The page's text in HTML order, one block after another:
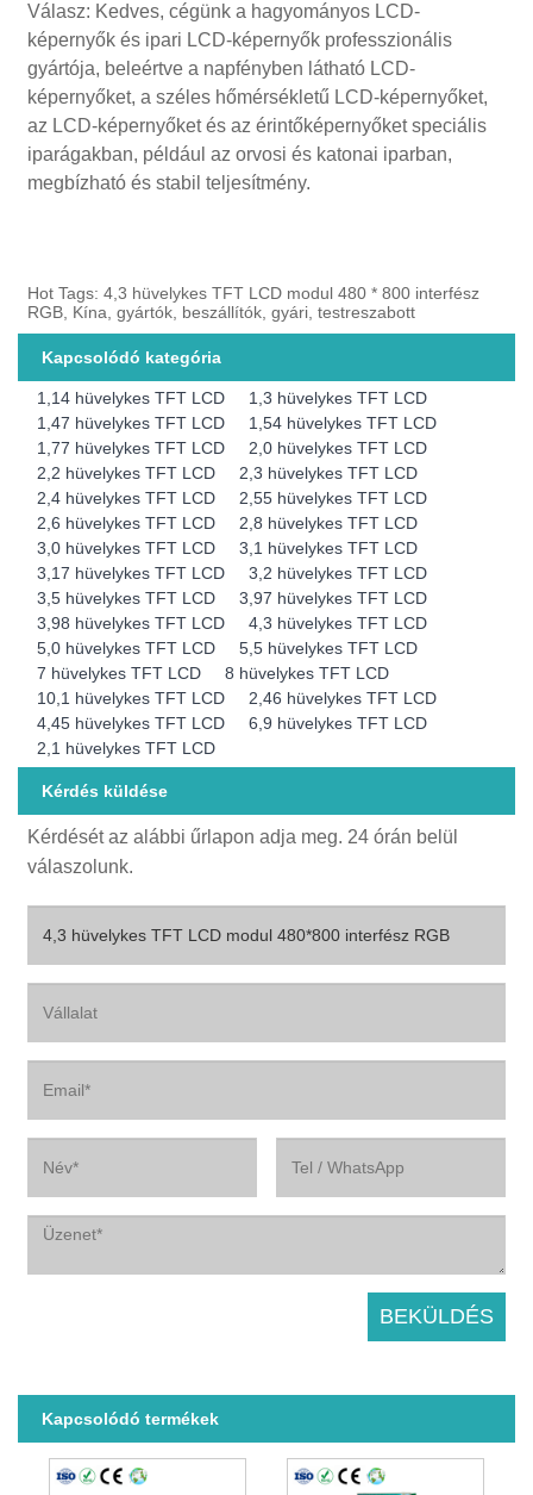
Válasz: Kedves, cégünk a hagyományos LCD-
képernyők és ipari LCD-képernyők professzionális
gyártója, beleértve a napfényben látható LCD-
képernyőket, a széles hőmérsékletű LCD-képernyőket,
az LCD-képernyőket és az érintőképernyőket speciális
iparágakban, például az orvosi és katonai iparban,
megbízható és stabil teljesítmény.
Hot Tags: 4,3 hüvelykes TFT LCD modul 480 * 800 interfész
RGB, Kína, gyártók, beszállítók, gyári, testreszabott
Kapcsolódó kategória
1,14 hüvelykes TFT LCD
1,3 hüvelykes TFT LCD
1,47 hüvelykes TFT LCD
1,54 hüvelykes TFT LCD
1,77 hüvelykes TFT LCD
2,0 hüvelykes TFT LCD
2,2 hüvelykes TFT LCD
2,3 hüvelykes TFT LCD
2,4 hüvelykes TFT LCD
2,55 hüvelykes TFT LCD
2,6 hüvelykes TFT LCD
2,8 hüvelykes TFT LCD
3,0 hüvelykes TFT LCD
3,1 hüvelykes TFT LCD
3,17 hüvelykes TFT LCD
3,2 hüvelykes TFT LCD
3,5 hüvelykes TFT LCD
3,97 hüvelykes TFT LCD
3,98 hüvelykes TFT LCD
4,3 hüvelykes TFT LCD
5,0 hüvelykes TFT LCD
5,5 hüvelykes TFT LCD
7 hüvelykes TFT LCD
8 hüvelykes TFT LCD
10,1 hüvelykes TFT LCD
2,46 hüvelykes TFT LCD
4,45 hüvelykes TFT LCD
6,9 hüvelykes TFT LCD
2,1 hüvelykes TFT LCD
Kérdés küldése
Kérdését az alábbi űrlapon adja meg. 24 órán belül
válaszolunk.
Kapcsolódó termékek